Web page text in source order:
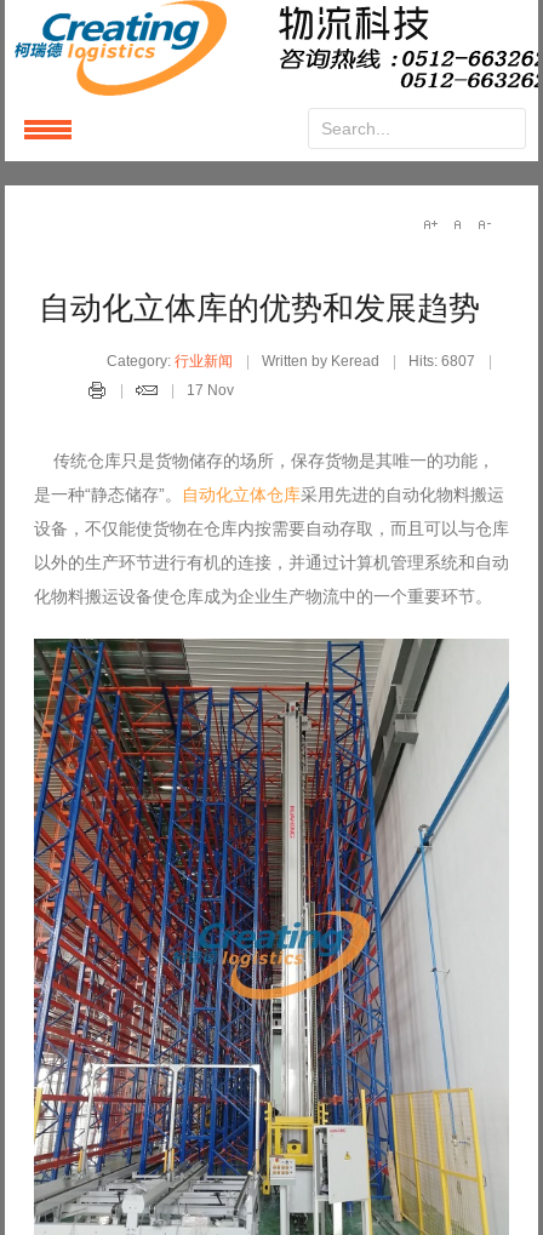
自动化立体库的优势和发展趋势
Category:行业新闻 Written by Keread
Hits: 6807
17 Nov
传统仓库只是货物储存的场所，保存货物是其唯一的功能，
是一种“静态储存”。
自动化立体仓库采用先进的自动化物料搬运
设备，不仅能使货物在仓库内按需要自动存取，而且可以与仓库
以外的生产环节进行有机的连接，并通过计算机管理系统和自动
化物料搬运设备使仓库成为企业生产物流中的一个重要环节。
LoginorRegister
Log in with Facebook
Forgot your password?